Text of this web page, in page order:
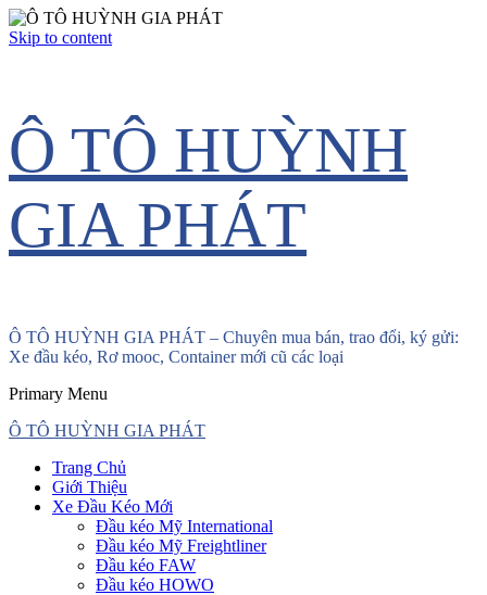
Skip to content
Ô TÔ HUỲNH
GIA PHÁT
Ô TÔ HUỲNH GIA PHÁT – Chuyên mua bán, trao đổi, ký gửi:
Xe đầu kéo, Rơ mooc, Container mới cũ các loại
Primary Menu
Ô TÔ HUỲNH GIA PHÁT
Trang Chủ
Giới Thiệu
Xe Đầu Kéo Mới
Đầu kéo Mỹ International
Đầu kéo Mỹ Freightliner
Đầu kéo FAW
Đầu kéo HOWO